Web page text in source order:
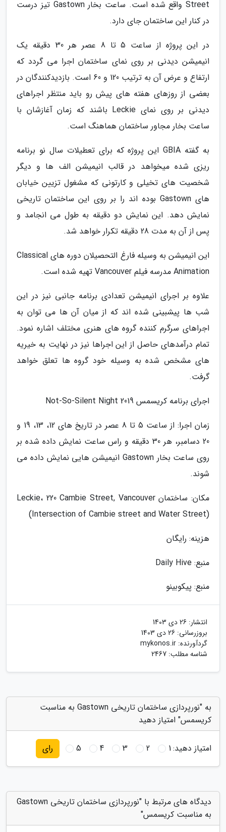
Street واقع شده است. ساعت بخار Gastown تیز درست
در کنار این ساختمان جای دارد.
در این پروژه از ساعت 5 تا 8 عصر هر 30 دقیقه یک
انیمیشن دیدنی بر روی نمای ساختمان اجرا می گردد که
ارتفاع و عرض آن به ترتیب 120 و 60 است. بازدیدکنندگان در
بعضی از روزهای هفته های پیش رو باید منتظر اجراهای
دیدنی بر روی نمای Leckie باشند که زمان آغازشان با
ساعت بخار مجاور ساختمان هماهنگ است.
به گفته GBIA این پروژه که برای تعطیلات سال نو برنامه
ریزی شده میخواهد در قالب انیمیشن الف ها و دیگر
شخصیت های تخیلی و کارتونی که مشغول تزیین خیابان
های Gastown بوده اند را بر روی این ساختمان تاریخی
نمایش دهد. این نمایش دو دقیقه به طول می انجامد و
پس از آن به مدت 28 دقیقه تکرار خواهد شد.
این انیمیشن به وسیله فارغ التحصیلان دوره های Classical
Animation مدرسه فیلم Vancouver تهیه شده است.
علاوه بر اجرای انیمیشن تعدادی برنامه جانبی نیز در این
شب ها پیشبینی شده اند که از میان آن ها می توان به
اجراهای سرگرم کننده گروه های هنری مختلف اشاره نمود.
تمام درآمدهای حاصل از این اجراها نیز در نهایت به خیریه
های مشخص شده به وسیله خود گروه ها تعلق خواهد
گرفت.
اجرای برنامه کریسمس Not-So-Silent Night 2019
زمان اجرا: از ساعت 5 تا 8 عصر در تاریخ های 12، 13، 19 و
20 دسامبر، هر 30 دقیقه و راس ساعت نمایش داده شده بر
روی ساعت بخار Gastown انیمیشن هایی نمایش داده می
شوند.
مکان: ساختمان Leckie، 220 Cambie Street, Vancouver
(Intersection of Cambie street and Water Street)
هزینه: رایگان
منبع: Daily Hive
منبع: پیکوبینو
انتشار: 26 دی 1403
بروزرسانی: 26 دی 1403
گردآورنده: mykonos.ir
شناسه مطلب: 2467
به "نورپردازی ساختمان تاریخی Gastown به مناسبت
کریسمس" امتیاز دهید
امتیاز دهید:1
2
3
4
5 رای
دیدگاه های مرتبط با "نورپردازی ساختمان تاریخی Gastown
به مناسبت کریسمس"